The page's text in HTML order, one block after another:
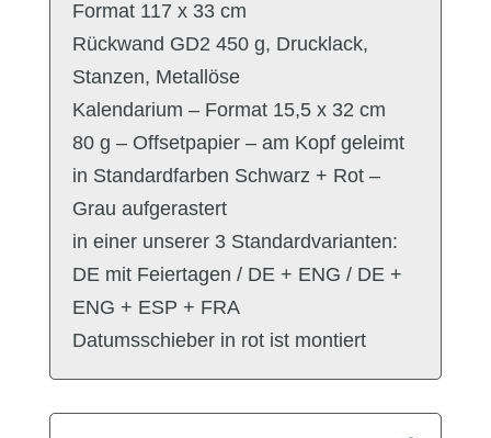
Format 117 x 33 cm
Rückwand GD2 450 g, Drucklack,
Stanzen, Metallöse
Kalendarium – Format 15,5 x 32 cm
80 g – Offsetpapier – am Kopf geleimt
in Standardfarben Schwarz + Rot –
Grau aufgerastert
in einer unserer 3 Standardvarianten:
DE mit Feiertagen / DE + ENG / DE +
ENG + ESP + FRA
Datumsschieber in rot ist montiert